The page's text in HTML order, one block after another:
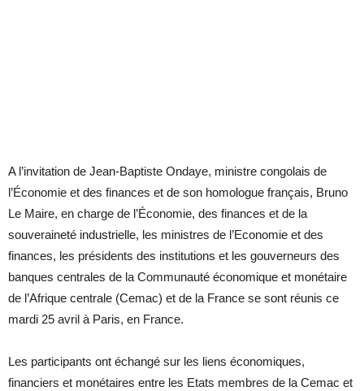
A l’invitation de Jean-Baptiste Ondaye, ministre congolais de
l’Économie et des finances et de son homologue français, Bruno
Le Maire, en charge de l’Économie, des finances et de la
souveraineté industrielle, les ministres de l’Economie et des
finances, les présidents des institutions et les gouverneurs des
banques centrales de la Communauté économique et monétaire
de l’Afrique centrale (Cemac) et de la France se sont réunis ce
mardi 25 avril à Paris, en France.
Les participants ont échangé sur les liens économiques,
financiers et monétaires entre les Etats membres de la Cemac et